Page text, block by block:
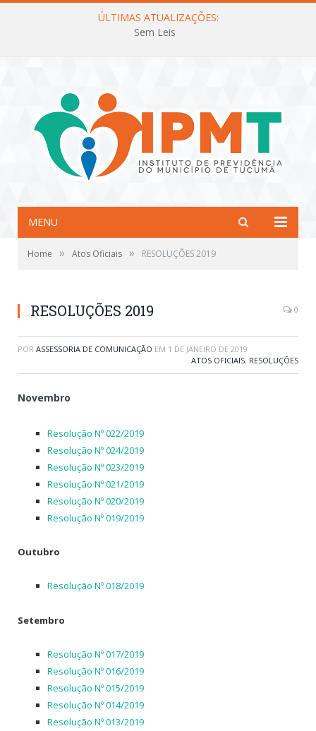
ÚLTIMAS ATUALIZAÇÕES:
Sem Leis
MENU
Home » Atos Oficiais » RESOLUÇÕES 2019
RESOLUÇÕES 2019 0
POR ASSESSORIA DE COMUNICAÇÃO EM 1 DE JANEIRO DE 2019
ATOS OFICIAIS, RESOLUÇÕES
Novembro
Resolução Nº 022/2019
Resolução Nº 024/2019
Resolução Nº 023/2019
Resolução Nº 021/2019
Resolução Nº 020/2019
Resolução Nº 019/2019
Outubro
Resolução Nº 018/2019
Setembro
Resolução Nº 017/2019
Resolução Nº 016/2019
Resolução Nº 015/2019
Resolução Nº 014/2019
Resolução Nº 013/2019